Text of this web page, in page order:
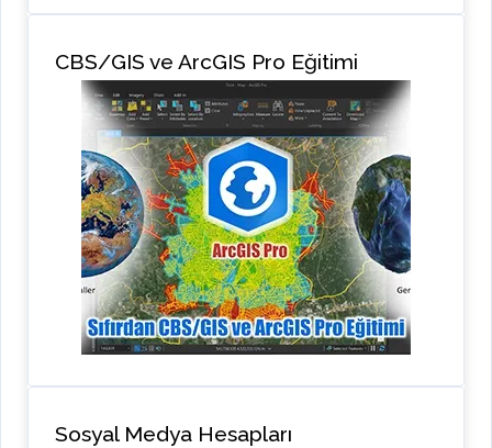
CBS/GIS ve ArcGIS Pro Eğitimi
Sosyal Medya Hesapları